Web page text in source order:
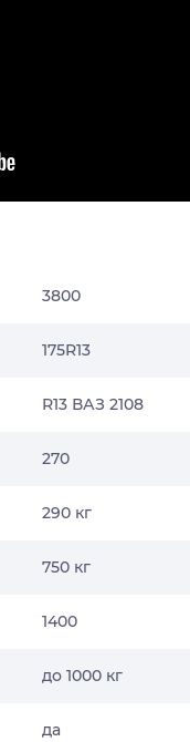
3800
175R13
R13 ВАЗ 2108
270
290 кг
750 кг
1400
до 1000 кг
да